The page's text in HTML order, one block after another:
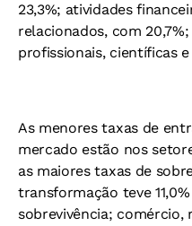
23,3%; atividades
relacionados, com
profissionais, científicas e
As menores taxas de
mercado estão nos
as maiores taxas de
transformação teve
sobrevivência; comércio,